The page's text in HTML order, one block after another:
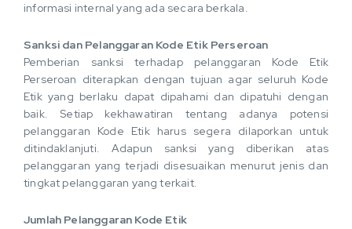
informasi internal yang ada secara berkala.
Sanksi dan Pelanggaran Kode Etik Perseroan
Pemberian sanksi terhadap pelanggaran Kode Etik
Perseroan diterapkan dengan tujuan agar seluruh Kode
Etik yang berlaku dapat dipahami dan dipatuhi dengan
baik. Setiap kekhawatiran tentang adanya potensi
pelanggaran Kode Etik harus segera dilaporkan untuk
ditindaklanjuti. Adapun sanksi yang diberikan atas
pelanggaran yang terjadi disesuaikan menurut jenis dan
tingkat pelanggaran yang terkait.
Jumlah Pelanggaran Kode Etik